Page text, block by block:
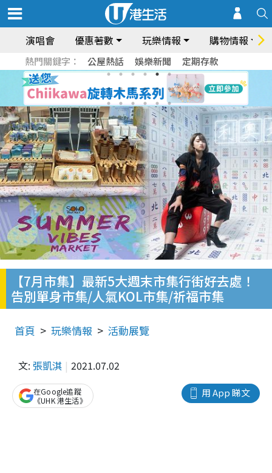
演唱會 優惠著數 玩樂情報 購物情報
熱門關鍵字： 公屋熱話 娛樂新聞 定期存款
【7月市集】最新5大週末市集行街好去處！
告別單身市集/人氣KOL市集/祈福市集
首頁 玩樂情報 活動展覽
文: 張凱淇 2021.07.02
用 App 睇文
在Google追蹤
《UHK 港生活》